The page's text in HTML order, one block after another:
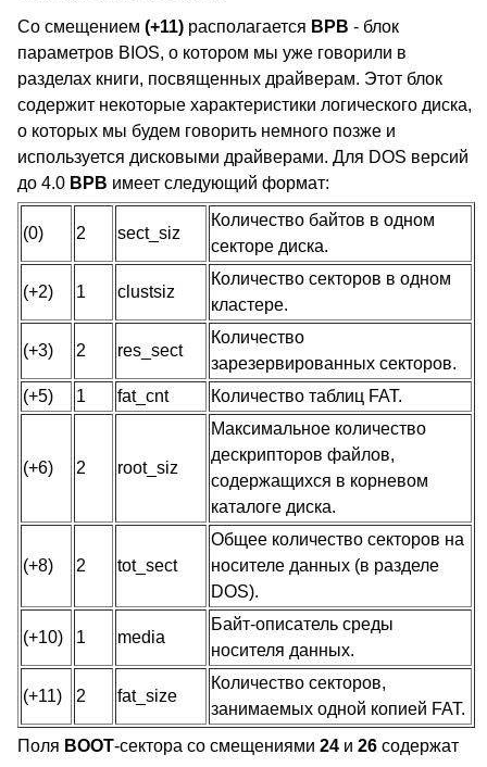
Со смещением (+11) располагается BPB - блок
параметров BIOS, о котором мы уже говорили в
разделах книги, посвященных драйверам. Этот блок
содержит некоторые характеристики логического диска,
о которых мы будем говорить немного позже и
используется дисковыми драйверами. Для DOS версий
до 4.0 BPB имеет следующий формат:
(0) 2 sect_siz
Количество байтов в одном
секторе диска.
(+2) 1 clustsiz
Количество секторов в одном
кластере.
(+3) 2 res_sect
Количество
зарезервированных секторов.
(+5)
1 fat_cnt Количество таблиц FAT.
(+6) 2 root_siz
Максимальное количество
дескрипторов файлов,
содержащихся в корневом
каталоге диска.
(+8) 2 tot_sect
Общее количество секторов на
носителе данных (в разделе
DOS).
(+10) 1 media
Байт-описатель среды
носителя данных.
(+11) 2 fat_size
Количество секторов,
занимаемых одной копией FAT.
Поля BOOT-сектора со смещениями 24 и 26 содержат